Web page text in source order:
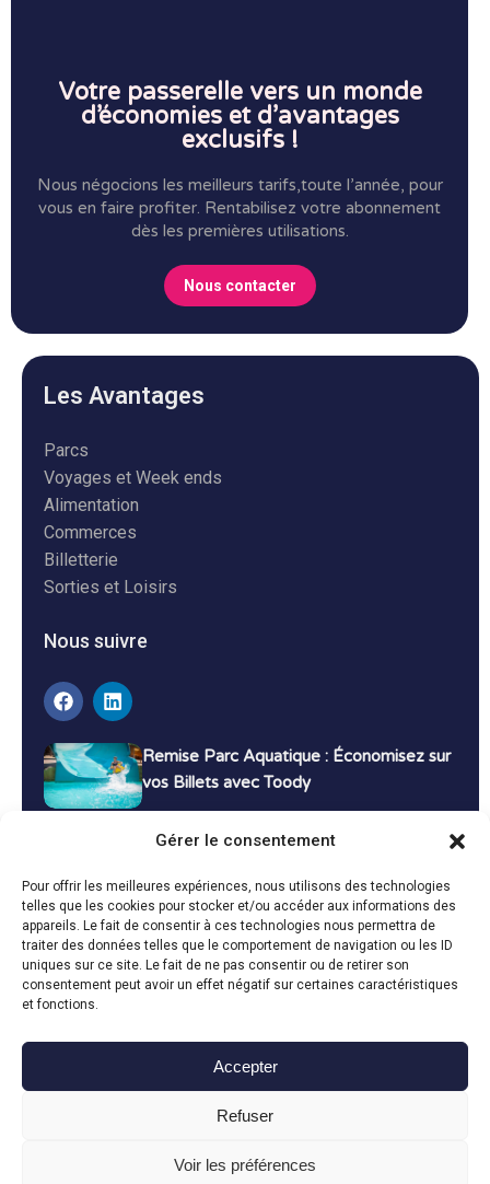
Gérer le consentement
Pour offrir les meilleures expériences, nous utilisons des technologies
telles que les cookies pour stocker et/ou accéder aux informations des
appareils. Le fait de consentir à ces technologies nous permettra de
traiter des données telles que le comportement de navigation ou les ID
uniques sur ce site. Le fait de ne pas consentir ou de retirer son
consentement peut avoir un effet négatif sur certaines caractéristiques
et fonctions.
Accepter
Refuser
Voir les préférences
Votre passerelle vers un monde
d’économies et d’avantages
exclusifs !
Nous négocions les meilleurs tarifs,toute l’année, pour
vous en faire profiter. Rentabilisez votre abonnement
dès les premières utilisations.
Nous contacter
Les Avantages
Parcs
Voyages et Week ends
Alimentation
Commerces
Billetterie
Sorties et Loisirs
Nous suivre
Remise Parc Aquatique : Économisez sur
vos Billets avec Toody
Bons Plans Voyage : Économisez sur vos
Vacances avec Toody
13 décembre 2024 Bon plans
Toody © 2024
Mentions légales
Politique de cookies